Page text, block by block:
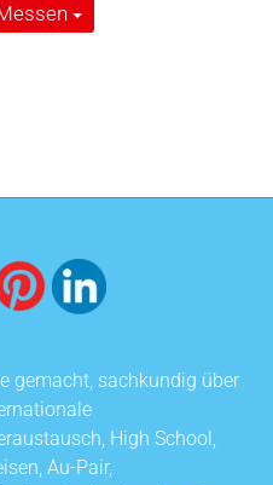
gemacht, sachkundig über
High School,
Au-Pair,